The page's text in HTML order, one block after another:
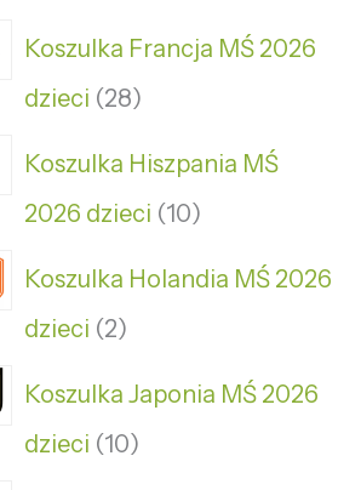
Koszulka Francja MŚ 2026
dzieci 28
Koszulka Hiszpania MŚ
2026 dzieci 10
Koszulka Holandia MŚ 2026
dzieci 2
Koszulka Japonia MŚ 2026
dzieci 10